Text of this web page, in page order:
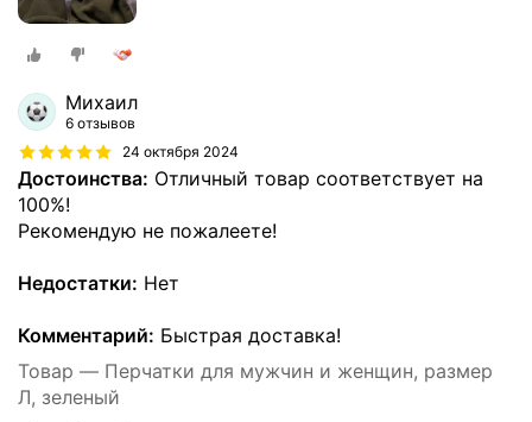
Михаил
6 отзывов
24 октября 2024
Достоинства: Отличный товар соответствует на
100%!
Рекомендую не пожалеете!
Недостатки: Нет
Комментарий: Быстрая доставка!
Товар — Перчатки для мужчин и женщин, размер
Л, зелeный